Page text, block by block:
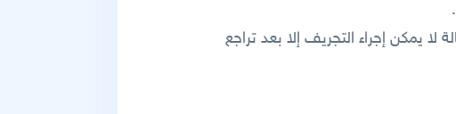
إجراء التجريف إلا بعد تراجع